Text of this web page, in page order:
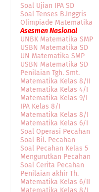
Soal Ujian IPA SD
Soal Tenses B.Inggris
Olimpiade Matematika
Asesmen Nasional
UNBK Matematika SMP
USBN Matematika SD
UN Matematika SMP
USBN Matematika SD
Penilaian Tgh. Smt.
Matematika Kelas 8/II
Matematika Kelas 4/I
Matematika Kelas 9/I
IPA Kelas 8/I
Matematika Kelas 8/I
Matematika Kelas 6/I
Soal Operasi Pecahan
Soal Bil. Pecahan
Soal Pecahan Kelas 5
Mengurutkan Pecahan
Soal Cerita Pecahan
Penilaian akhir Th.
Matematika Kelas 6/II